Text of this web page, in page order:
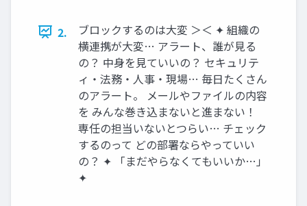
2.
ブロックするのは大変 ＞＜ ✦ 組織の
横連携が大変… アラート、誰が見る
の？ 中身を見ていいの？ セキュリテ
ィ・法務・人事・現場… 毎日たくさん
のアラート。 メールやファイルの内容
を みんな巻き込まないと進まない！
専任の担当いないとつらい… チェック
するのって どの部署ならやっていい
の？ ✦ 「まだやらなくてもいいか…」
✦